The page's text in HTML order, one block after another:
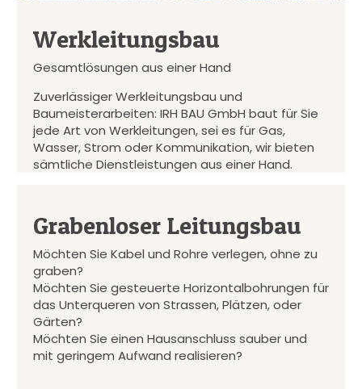
Werkleitungsbau
Gesamtlösungen aus einer Hand
Zuverlässiger Werkleitungsbau und
Baumeisterarbeiten: IRH BAU GmbH baut für Sie
jede Art von Werkleitungen, sei es für Gas,
Wasser, Strom oder Kommunikation, wir bieten
sämtliche Dienstleistungen aus einer Hand.
Grabenloser Leitungsbau
Möchten Sie Kabel und Rohre verlegen, ohne zu
graben?
Möchten Sie gesteuerte Horizontalbohrungen für
das Unterqueren von Strassen, Plätzen, oder
Gärten?
Möchten Sie einen Hausanschluss sauber und
mit geringem Aufwand realisieren?